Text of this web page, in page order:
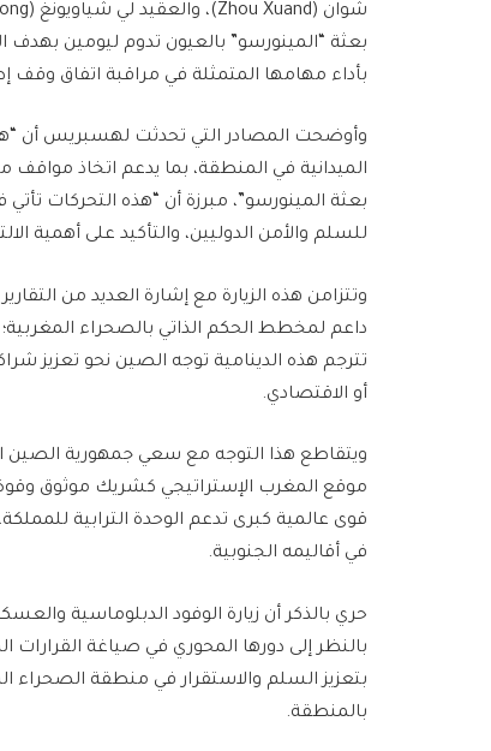
بعثة “المينورسو” بالعيون تدوم ليومين بهدف
بأداء مهامها المتمثلة في مراقبة اتفاق وقف إطلاق النار المبرم
وأوضحت المصادر التي تحدثت لهسبريس أن
الميدانية في المنطقة، بما يدعم اتخاذ
بعثة المينورسو”، مبرزة أن “هذه التحركات
للسلم والأمن الدوليين، والتأكيد على أهمية
وتتزامن هذه الزيارة مع إشارة العديد من
داعم لمخطط الحكم الذاتي بالصحراء
تترجم هذه الدينامية توجه الصين نحو تعزيز
أو الاقتصادي.
ويتقاطع هذا التوجه مع سعي جمهورية الصين
موقع المغرب الإستراتيجي كشريك موثوق وقوة
قوى عالمية كبرى تدعم الوحدة الترابية
في أقاليمه الجنوبية.
حري بالذكر أن زيارة الوفود الدبلوماسية
بالنظر إلى دورها المحوري في صياغة القرارات
بتعزيز السلم والاستقرار في منطقة الصحراء
بالمنطقة.